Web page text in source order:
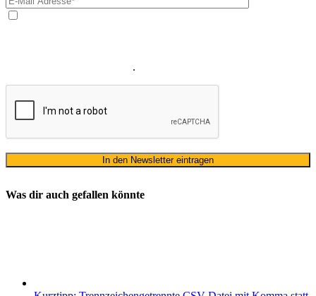
.
Was dir auch gefallen könnte